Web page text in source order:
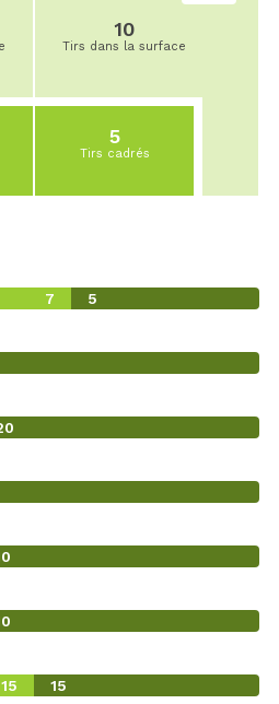
10
Tirs dans la surface
5
Tirs cadrés
7 5
15 15